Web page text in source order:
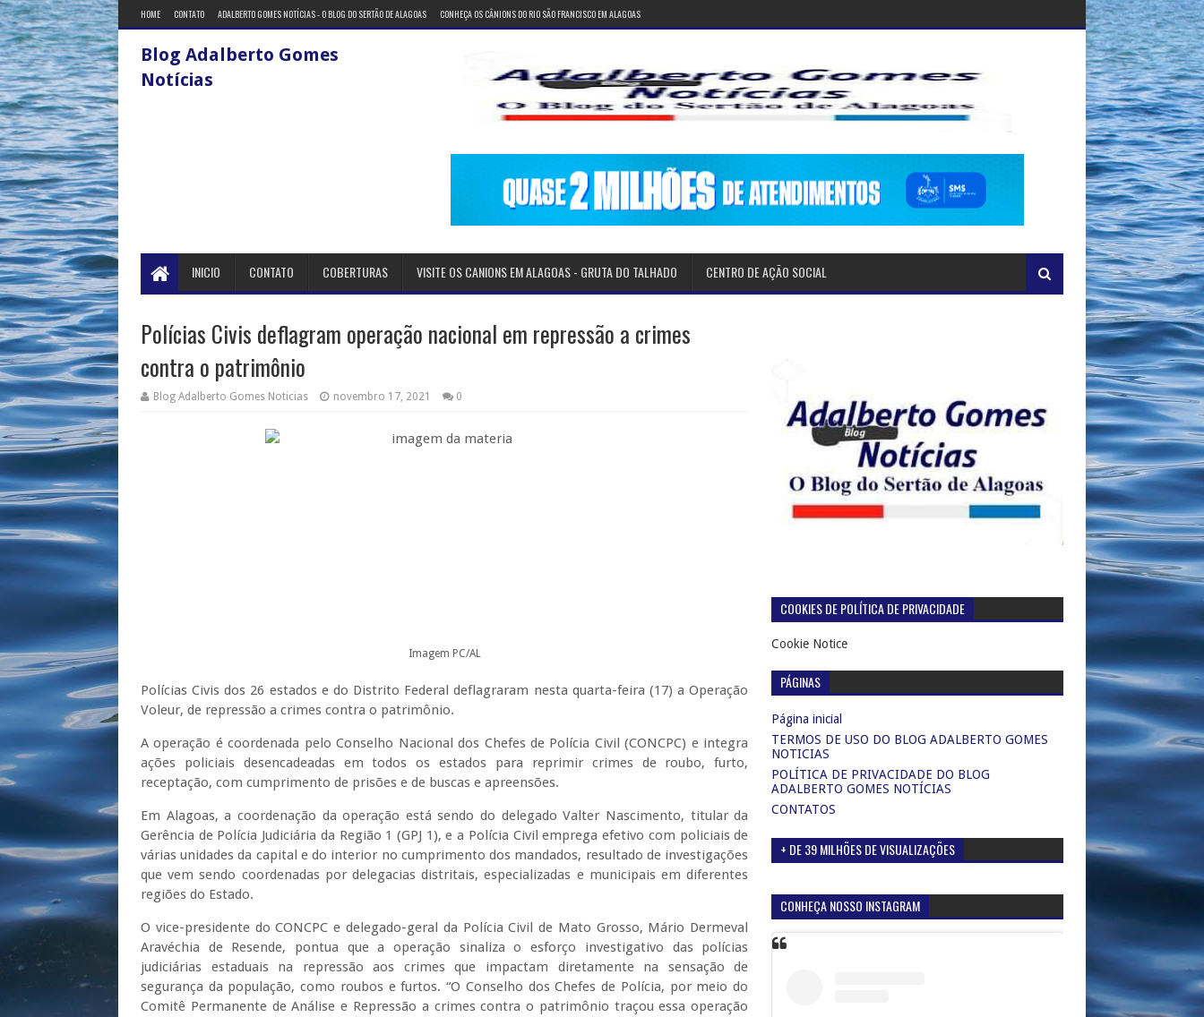
HOME CONTATO ADALBERTO GOMES NOTÍCIAS - O BLOG DO SERTÃO DE ALAGOAS CONHEÇA OS CÂNIONS DO RIO SÃO FRANCISCO EM ALAGOAS
Blog Adalberto Gomes
Notícias
INICIO CONTATO COBERTURAS VISITE OS CANIONS EM ALAGOAS - GRUTA DO TALHADO CENTRO DE AÇÃO SOCIAL
Polícias Civis deflagram operação nacional em repressão a crimes
contra o patrimônio
Blog Adalberto Gomes Noticias novembro 17, 2021 0
Imagem PC/AL
Polícias Civis dos 26 estados e do Distrito Federal deflagraram nesta quarta-feira (17) a Operação
Voleur, de repressão a crimes contra o patrimônio.
A operação é coordenada pelo Conselho Nacional dos Chefes de Polícia Civil (CONCPC) e integra
ações policiais desencadeadas em todos os estados para reprimir crimes de roubo, furto,
receptação, com cumprimento de prisões e de buscas e apreensões.
Em Alagoas, a coordenação da operação está sendo do delegado Valter Nascimento, titular da
Gerência de Polícia Judiciária da Região 1 (GPJ 1), e a Polícia Civil emprega efetivo com policiais de
várias unidades da capital e do interior no cumprimento dos mandados, resultado de investigações
que vem sendo coordenadas por delegacias distritais, especializadas e municipais em diferentes
regiões do Estado.
O vice-presidente do CONCPC e delegado-geral da Polícia Civil de Mato Grosso, Mário Dermeval
Aravéchia de Resende, pontua que a operação sinaliza o esforço investigativo das polícias
judiciárias estaduais na repressão aos crimes que impactam diretamente na sensação de
segurança da população, como roubos e furtos. “O Conselho dos Chefes de Polícia, por meio do
Comitê Permanente de Análise e Repressão a crimes contra o patrimônio traçou essa operação
COOKIES DE POLÍTICA DE PRIVACIDADE
Cookie Notice
PÁGINAS
Página inicial
TERMOS DE USO DO BLOG ADALBERTO GOMES
NOTICIAS
POLÍTICA DE PRIVACIDADE DO BLOG
ADALBERTO GOMES NOTÍCIAS
CONTATOS
+ DE 39 MILHÕES DE VISUALIZAÇÕES
CONHEÇA NOSSO INSTAGRAM